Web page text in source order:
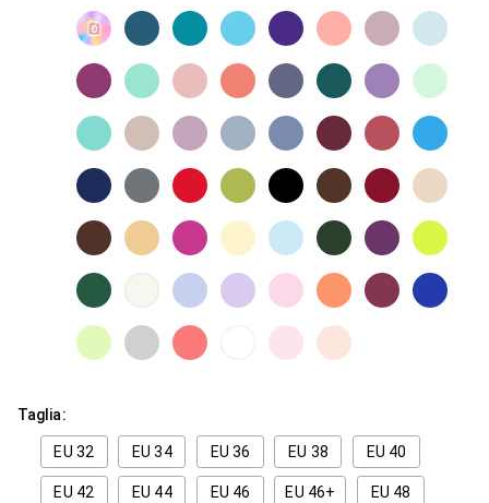
Taglia:
EU 32 EU 34 EU 36 EU 38 EU 40
EU 42 EU 44 EU 46 EU 46+ EU 48